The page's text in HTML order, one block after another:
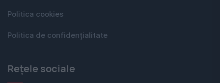
Politica cookies
Politica de confidențialitate
Rețele sociale